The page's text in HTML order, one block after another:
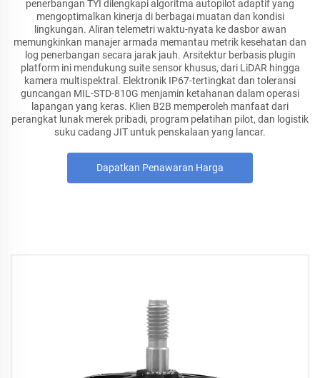
penerbangan TYI dilengkapi algoritma autopilot adaptif yang
mengoptimalkan kinerja di berbagai muatan dan kondisi
lingkungan. Aliran telemetri waktu-nyata ke dasbor awan
memungkinkan manajer armada memantau metrik kesehatan dan
log penerbangan secara jarak jauh. Arsitektur berbasis plugin
platform ini mendukung suite sensor khusus, dari LiDAR hingga
kamera multispektral. Elektronik IP67-tertingkat dan toleransi
guncangan MIL-STD-810G menjamin ketahanan dalam operasi
lapangan yang keras. Klien B2B memperoleh manfaat dari
perangkat lunak merek pribadi, program pelatihan pilot, dan logistik
suku cadang JIT untuk penskalaan yang lancar.
Dapatkan Penawaran Harga